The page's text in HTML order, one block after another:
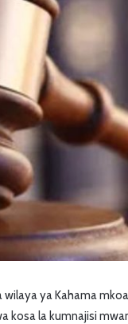
wilaya ya Kahama
kosa la kumnajisi